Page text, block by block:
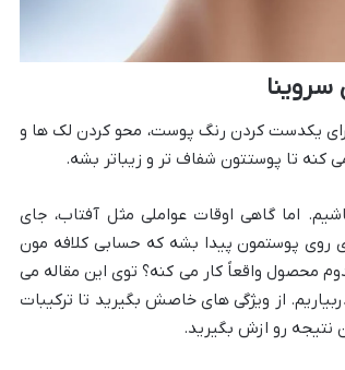
یکدست کردن رنگ پوست، محو کردن لک ها و
تا پوستتون شفاف تر و زیباتر بشه.
اما گاهی اوقات عواملی مثل آفتاب، جای
پوستمون پیدا بشه که حسابی کلافه مون
محصول واقعاً کار می کنه؟ توی این مقاله می
از ویژگی های خاصش بگیرید تا ترکیبات
نتیجه رو ازش بگیرید.